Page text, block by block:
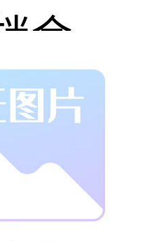
合、
护后
合
石灰